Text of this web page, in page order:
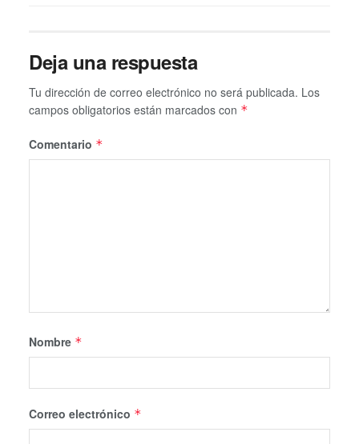
Deja una respuesta
Tu dirección de correo electrónico no será publicada. Los
campos obligatorios están marcados con *
Comentario *
Nombre *
Correo electrónico *